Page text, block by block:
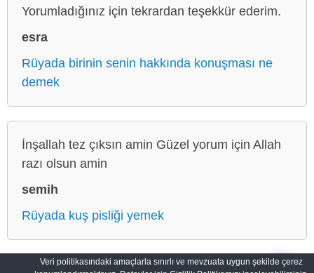
Yorumladığınız için tekrardan teşekkür ederim.
esra
Rüyada birinin senin hakkında konuşması ne
demek
İnşallah tez çıksın amin Güzel yorum için Allah
razı olsun amin
semih
Rüyada kuş pisliği yemek
Veri politikasındaki amaçlarla sınırlı ve mevzuata uygun şekilde çerez